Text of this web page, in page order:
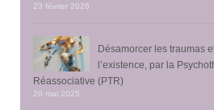
23 février 2026
Désamorcer les traumas
l’existence, par la
Réassociative (PTR)
20 mai 2025